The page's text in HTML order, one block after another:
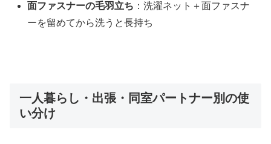
面ファスナーの毛羽立ち ：洗濯ネット＋面ファスナ
ーを留めてから洗うと長持ち
一人暮らし・出張・同室パートナー別の使
い分け